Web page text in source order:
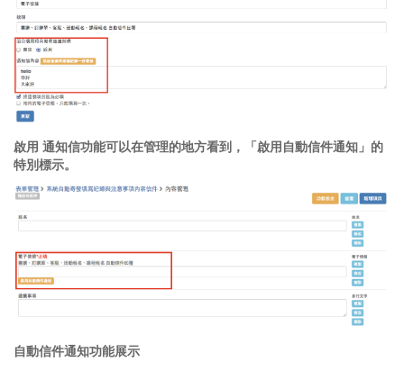
啟用 通知信功能可以在管理的地方看到，「啟用自動信件通知」的
特別標示。
自動信件通知功能展示